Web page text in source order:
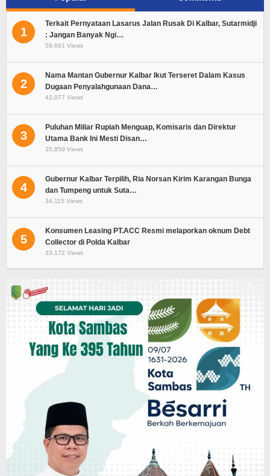
1
Terkait Pernyataan Lasarus Jalan Rusak Di Kalbar, Sutarmidji
: Jangan Banyak Ngi…
59,691 Views
2
Nama Mantan Gubernur Kalbar Ikut Terseret Dalam Kasus
Dugaan Penyalahgunaan Dana…
42,077 Views
3
Puluhan Miliar Rupiah Menguap, Komisaris dan Direktur
Utama Bank Ini Mesti Disan…
35,859 Views
4
Gubernur Kalbar Terpilih, Ria Norsan Kirim Karangan Bunga
dan Tumpeng untuk Suta…
34,115 Views
5
Konsumen Leasing PT.ACC Resmi melaporkan oknum Debt
Collector di Polda Kalbar
33,172 Views